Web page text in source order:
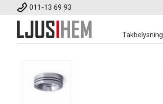
011-13 69 93
Takbelysning